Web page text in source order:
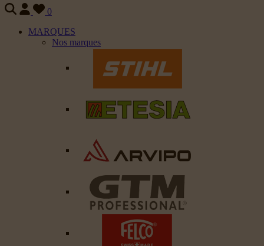
0
MARQUES
Nos marques